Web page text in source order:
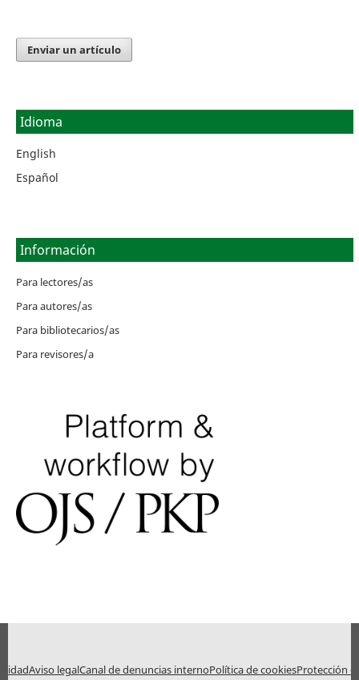
Enviar un artículo
Idioma
English
Español
Información
Para lectores/as
Para autores/as
Para bibliotecarios/as
Para revisores/a
Aviso legalCanal de denuncias internoPolítica de cookiesProtección